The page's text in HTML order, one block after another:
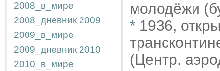
2008_в_мире
2008_дневник 2009
2009_в_мире
2009_дневник 2010
2010_в_мире
молодёжи
* 1936,
(Центр.